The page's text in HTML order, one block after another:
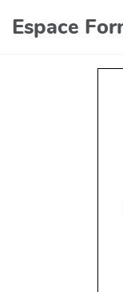
Aller au
Espace